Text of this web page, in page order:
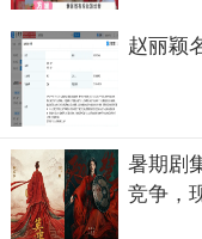
赵丽颖
暑期剧
竞争，